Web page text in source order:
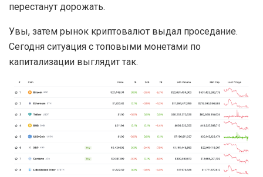
перестанут дорожать.
Увы, затем рынок криптовалют выдал проседание.
Сегодня ситуация с топовыми монетами по
капитализации выглядит так.